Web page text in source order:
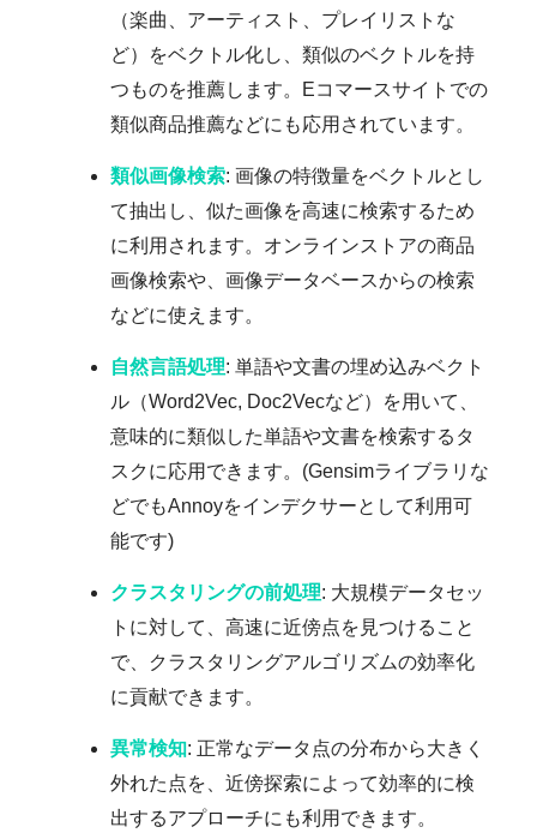
（楽曲、アーティスト、プレイリストな
ど）をベクトル化し、類似のベクトルを持
つものを推薦します。Eコマースサイトでの
類似商品推薦などにも応用されています。
類似画像検索: 画像の特徴量をベクトルとし
て抽出し、似た画像を高速に検索するため
に利用されます。オンラインストアの商品
画像検索や、画像データベースからの検索
などに使えます。
自然言語処理: 単語や文書の埋め込みベクト
ル（Word2Vec, Doc2Vecなど）を用いて、
意味的に類似した単語や文書を検索するタ
スクに応用できます。(Gensimライブラリな
どでもAnnoyをインデクサーとして利用可
能です)
クラスタリングの前処理: 大規模データセッ
トに対して、高速に近傍点を見つけること
で、クラスタリングアルゴリズムの効率化
に貢献できます。
異常検知: 正常なデータ点の分布から大きく
外れた点を、近傍探索によって効率的に検
出するアプローチにも利用できます。